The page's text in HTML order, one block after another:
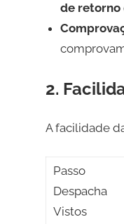
de retorno
2.
A facilidade
Passo
Despacha
Vistos